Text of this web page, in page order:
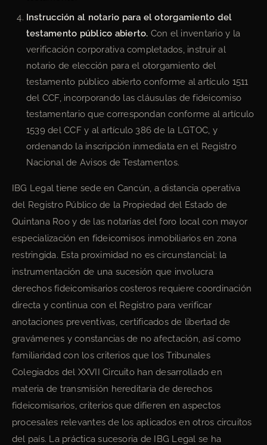
Instrucción al notario para el otorgamiento del
testamento público abierto. Con el inventario y la
verificación corporativa completados, instruir al
notario de elección para el otorgamiento del
testamento público abierto conforme al artículo 1511
del CCF, incorporando las cláusulas de fideicomiso
testamentario que correspondan conforme al artículo
1539 del CCF y al artículo 386 de la LGTOC, y
ordenando la inscripción inmediata en el Registro
Nacional de Avisos de Testamentos.
IBG Legal tiene sede en Cancún, a distancia operativa
del Registro Público de la Propiedad del Estado de
Quintana Roo y de las notarías del foro local con mayor
especialización en fideicomisos inmobiliarios en zona
restringida. Esta proximidad no es circunstancial: la
instrumentación de una sucesión que involucra
derechos fideicomisarios costeros requiere coordinación
directa y continua con el Registro para verificar
anotaciones preventivas, certificados de libertad de
gravámenes y constancias de no afectación, así como
familiaridad con los criterios que los Tribunales
Colegiados del XXVII Circuito han desarrollado en
materia de transmisión hereditaria de derechos
fideicomisarios, criterios que difieren en aspectos
procesales relevantes de los aplicados en otros circuitos
del país. La práctica sucesoria de IBG Legal se ha